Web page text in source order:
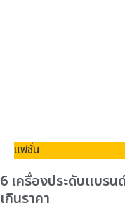
แฟชั่น
6 เครื่องประดับแบร
เกินราคา